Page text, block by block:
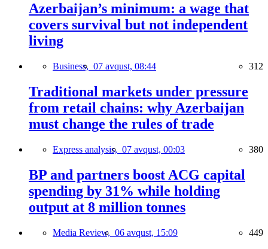
Azerbaijan’s minimum: a wage that
covers survival but not independent
living
Business, 07 avqust, 08:44 312
Traditional markets under pressure
from retail chains: why Azerbaijan
must change the rules of trade
Express analysis, 07 avqust, 00:03 380
BP and partners boost ACG capital
spending by 31% while holding
output at 8 million tonnes
Media Review, 06 avqust, 15:09 449